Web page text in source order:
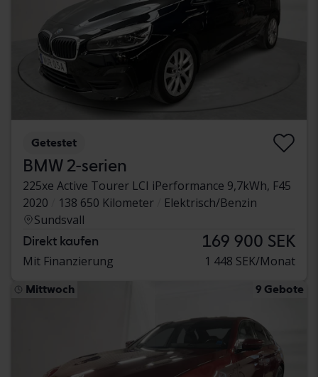
Getestet
BMW 2-serien
225xe Active Tourer LCI iPerformance 9,7kWh, F45
2020
138 650 Kilometer
Elektrisch/Benzin
Sundsvall
Direkt kaufen 169 900 SEK
Mit Finanzierung 1 448 SEK/Monat
Mittwoch 9 Gebote